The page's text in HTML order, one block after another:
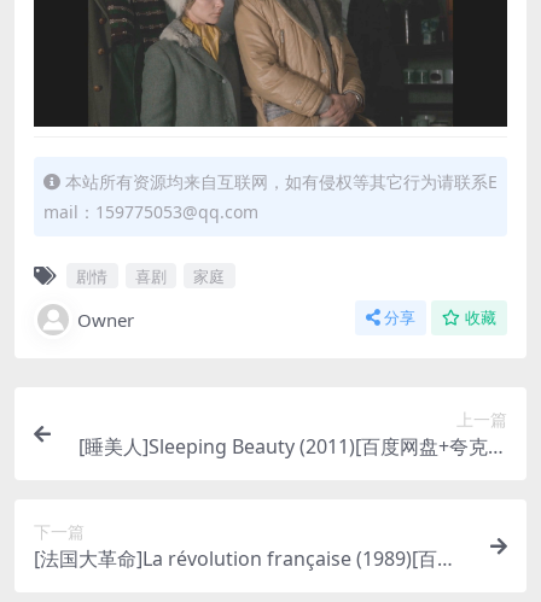
本站所有资源均来自互联网，如有侵权等其它行为请联系E
mail：159775053@qq.com
剧情 喜剧 家庭
Owner 分享 收藏
上一篇
[睡美人]Sleeping Beauty (2011)[百度网盘+夸克网
下一篇
[法国大革命]La révolution française (1989)[百度